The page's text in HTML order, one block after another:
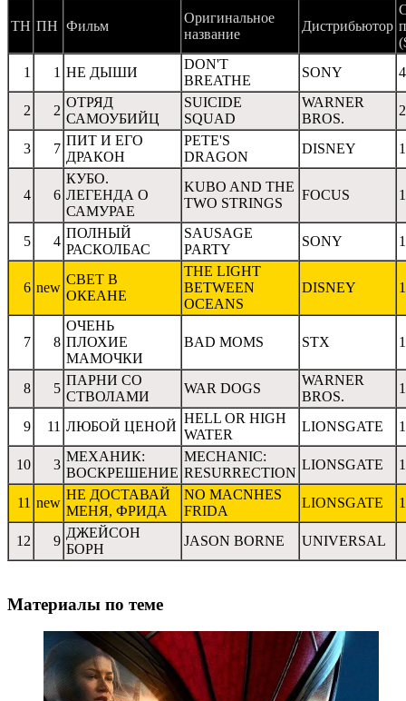
ТН ПН Фильм
Оригинальное
название
Дистрибьютор
1
1 НЕ ДЫШИ
DON'T
BREATHE
SONY
2 2
ОТРЯД
САМОУБИЙЦ
SUICIDE
SQUAD
WARNER
BROS.
3 7
ПИТ И ЕГО
ДРАКОН
PETE'S
DRAGON
DISNEY
4 6
КУБО.
ЛЕГЕНДА О
САМУРАЕ
KUBO AND THE
TWO STRINGS
FOCUS
5 4
ПОЛНЫЙ
РАСКОЛБАС
SAUSAGE
PARTY
SONY
6 new
СВЕТ В
ОКЕАНЕ
THE LIGHT
BETWEEN
OCEANS
DISNEY
7 8
ОЧЕНЬ
ПЛОХИЕ
МАМОЧКИ
BAD MOMS STX
8 5
ПАРНИ СО
СТВОЛАМИ
WAR DOGS
WARNER
BROS.
9 11 ЛЮБОЙ ЦЕНОЙ
HELL OR HIGH
WATER
LIONSGATE
10 3
МЕХАНИК:
ВОСКРЕШЕНИЕ
MECHANIC:
RESURRECTION
LIONSGATE
11 new
НЕ ДОСТАВАЙ
МЕНЯ, ФРИДА
NO MACNHES
FRIDA
LIONSGATE
12 9
ДЖЕЙСОН
БОРН
JASON BORNE UNIVERSAL
Материалы по теме